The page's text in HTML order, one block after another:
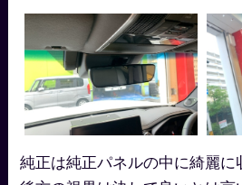
純正は純正パネルの中に綺麗に